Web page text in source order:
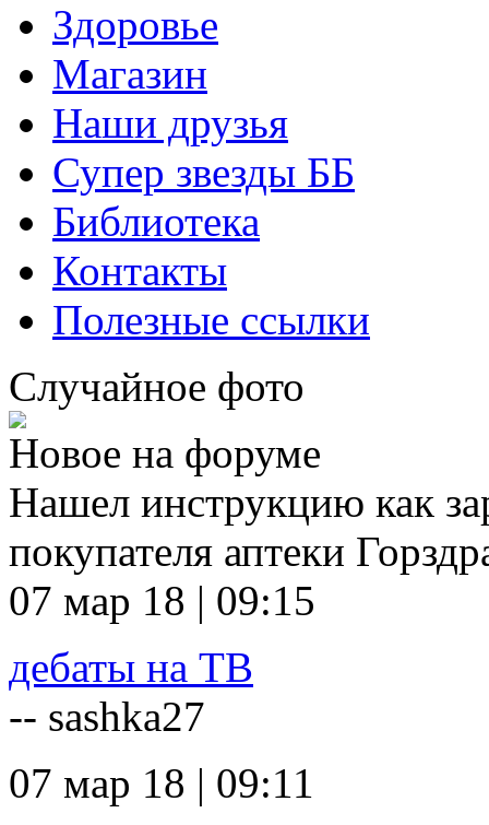
Здоровье
Магазин
Наши друзья
Супер звезды ББ
Библиотека
Контакты
Полезные ссылки
Случайное фото
Новое на форуме
Нашел инструкцию как
покупателя аптеки
07 мар 18 | 09:15
дебаты на ТВ
-- sashka27
07 мар 18 | 09:11